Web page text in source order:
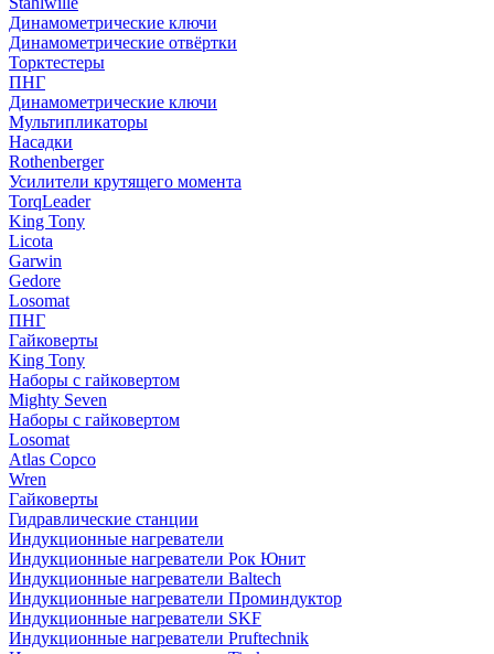
Динамометрические ключи
Динамометрические отвёртки
Торктестеры
ПНГ
Динамометрические ключи
Мультипликаторы
Насадки
Rothenberger
Усилители крутящего момента
TorqLeader
King Tony
Licota
Garwin
Gedore
Losomat
ПНГ
Гайковерты
King Tony
Наборы с гайковертом
Mighty Seven
Наборы с гайковертом
Losomat
Atlas Copco
Wren
Гайковерты
Гидравлические станции
Индукционные нагреватели
Индукционные нагреватели Рок Юнит
Индукционные нагреватели Baltech
Индукционные нагреватели Проминдуктор
Индукционные нагреватели SKF
Индукционные нагреватели Pruftechnik